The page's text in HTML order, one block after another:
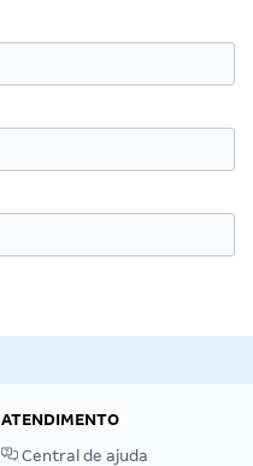
ATENDIMENTO
Central de ajuda